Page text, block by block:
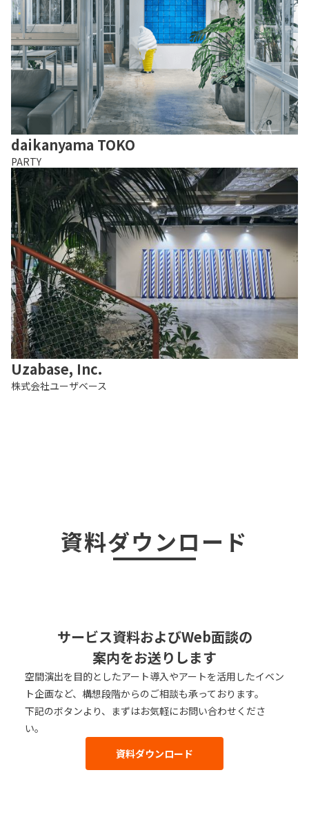
daikanyama TOKO
PARTY
Uzabase, Inc.
株式会社ユーザベース
資料ダウンロード
サービス資料およびWeb面談の
案内をお送りします
空間演出を目的としたアート導入やアートを活用したイベン
ト企画など、構想段階からのご相談も承っております。
下記のボタンより、まずはお気軽にお問い合わせくださ
い。
資料ダウンロード